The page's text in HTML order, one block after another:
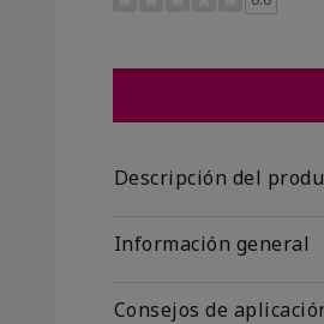
Descripción del
Información general
Consejos de